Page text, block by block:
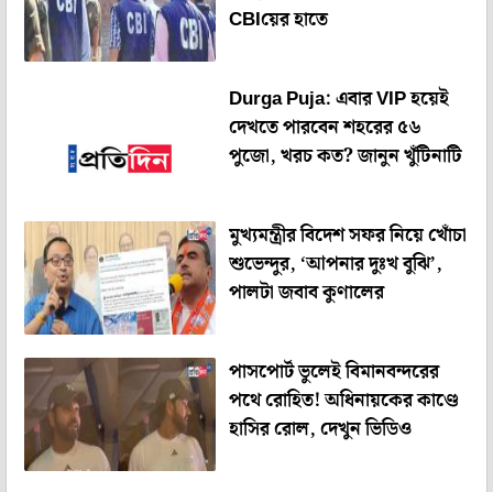
CBIয়ের হাতে
Durga Puja: এবার VIP হয়েই
দেখতে পারবেন শহরের ৫৬
পুজো, খরচ কত? জানুন খুঁটিনাটি
মুখ্যমন্ত্রীর বিদেশ সফর নিয়ে খোঁচা
শুভেন্দুর, ‘আপনার দুঃখ বুঝি’,
পালটা জবাব কুণালের
পাসপোর্ট ভুলেই বিমানবন্দরের
পথে রোহিত! অধিনায়কের কাণ্ডে
হাসির রোল, দেখুন ভিডিও